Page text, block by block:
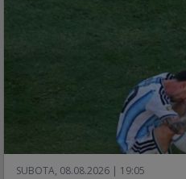
SUBOTA, 08.08.2026 | 19:05